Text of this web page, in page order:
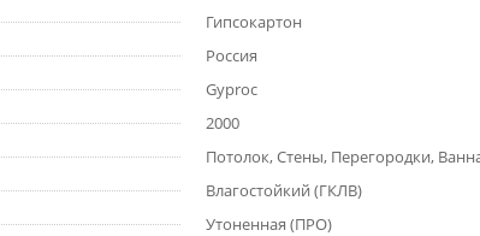
Гипсокартон
Россия
Gyproc
2000
Потолок, Стены, Перегородки,
Влагостойкий (ГКЛВ)
Утоненная (ПРО)